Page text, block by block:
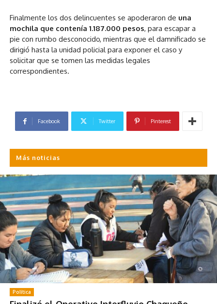
Finalmente los dos delincuentes se apoderaron de una
mochila que contenía 1.187.000 pesos, para escapar a
pie con rumbo desconocido, mientras que el damnificado se
dirigió hasta la unidad policial para exponer el caso y
solicitar que se tomen las medidas legales
correspondientes.
Facebook Twitter Pinterest
Más noticias
Política